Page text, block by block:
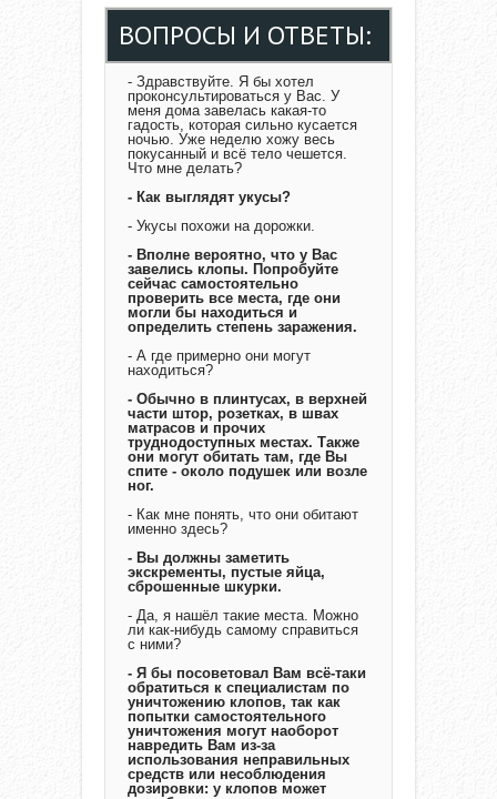
ВОПРОСЫ И ОТВЕТЫ:
- Здравствуйте. Я бы хотел
проконсультироваться у Вас. У
меня дома завелась какая-то
гадость, которая сильно кусается
ночью. Уже неделю хожу весь
покусанный и всё тело чешется.
Что мне делать?
- Как выглядят укусы?
- Укусы похожи на дорожки.
- Вполне вероятно, что у Вас
завелись клопы. Попробуйте
сейчас самостоятельно
проверить все места, где они
могли бы находиться и
определить степень заражения.
- А где примерно они могут
находиться?
- Обычно в плинтусах, в верхней
части штор, розетках, в швах
матрасов и прочих
труднодоступных местах. Также
они могут обитать там, где Вы
спите - около подушек или возле
ног.
- Как мне понять, что они обитают
именно здесь?
- Вы должны заметить
экскременты, пустые яйца,
сброшенные шкурки.
- Да, я нашёл такие места. Можно
ли как-нибудь самому справиться
с ними?
- Я бы посоветовал Вам всё-таки
обратиться к специалистам по
уничтожению клопов, так как
попытки самостоятельного
уничтожения могут наоборот
навредить Вам из-за
использования неправильных
средств или несоблюдения
дозировки: у клопов может